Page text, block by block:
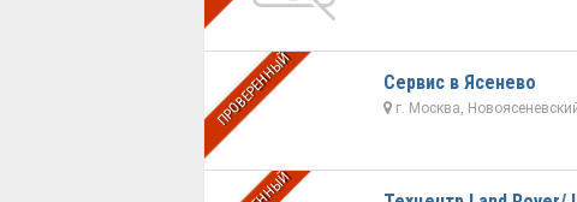
ПРОВЕРЕННЫЙ Сервис в Ясенево
г. Москва,